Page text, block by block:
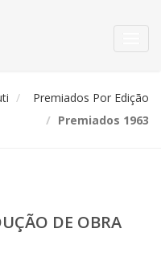
Premiados Por Edição
Premiados 1963
DE OBRA